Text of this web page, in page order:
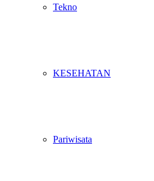
Tekno
KESEHATAN
Pariwisata